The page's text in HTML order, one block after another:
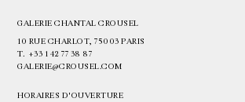
GALERIE CHANTAL CROUSEL
10 RUE CHARLOT, 75003 PARIS
T. +33 1 42 77 38 87
GALERIE@CROUSEL.COM
HORAIRES D'OUVERTURE